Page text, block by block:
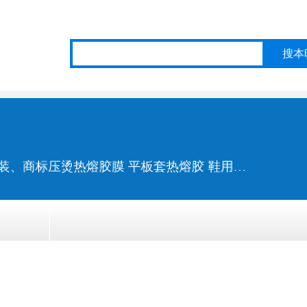
运动鞋无缝贴合热熔胶膜 手机皮套热熔胶 刻字膜热熔胶膜 服装、商标压烫热熔胶膜 平板套热熔胶 鞋用热熔胶 鞋垫热熔胶贴膜 镭射热熔胶膜 电子书套热熔胶 定型热熔胶膜 环保热熔胶膜 TPU热熔胶膜